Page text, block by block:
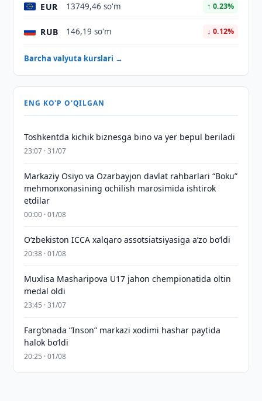
EUR 13749,46 so'm ↑ 0.23%
RUB 146,19 so'm ↓ 0.12%
Barcha valyuta kurslari →
ENG KO'P O'QILGAN
Toshkentda kichik biznesga bino va yer bepul beriladi
23:07 · 31/07
Markaziy Osiyo va Ozarbayjon davlat rahbarlari “Boku”
mehmonxonasining ochilish marosimida ishtirok
etdilar
00:00 · 01/08
O‘zbekiston ICCA xalqaro assotsiatsiyasiga aʼzo bo‘ldi
20:38 · 01/08
Muxlisa Masharipova U17 jahon chempionatida oltin
medal oldi
23:45 · 31/07
Farg‘onada “Inson” markazi xodimi hashar paytida
halok bo‘ldi
20:25 · 01/08